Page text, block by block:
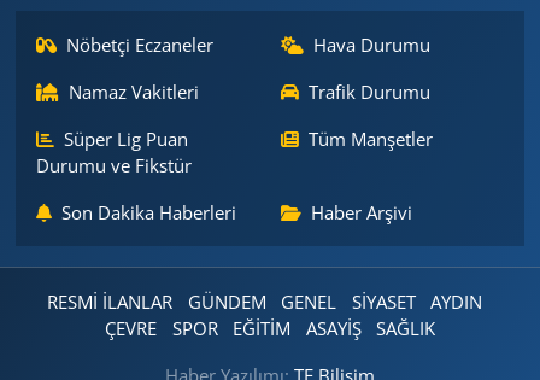
Nöbetçi Eczaneler
Hava Durumu
Namaz Vakitleri
Trafik Durumu
Süper Lig Puan
Durumu ve Fikstür
Tüm Manşetler
Son Dakika Haberleri Haber Arşivi
RESMİ İLANLAR GÜNDEM GENEL SİYASET
AYDIN
ÇEVRE
SPOR EĞİTİM ASAYİŞ
SAĞLIK